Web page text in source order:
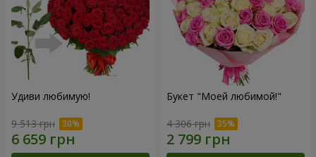
Удиви любимую!
9 513 грн
Букет "Моей любимой!"
4 306 грн